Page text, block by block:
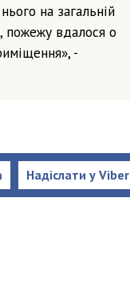
на загальній
пожежу вдалося о
-
Надіслати у Viber